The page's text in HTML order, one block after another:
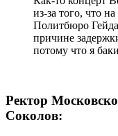
из-за того, что
Политбюро
причине
потому что я
Ректор
Соколов: